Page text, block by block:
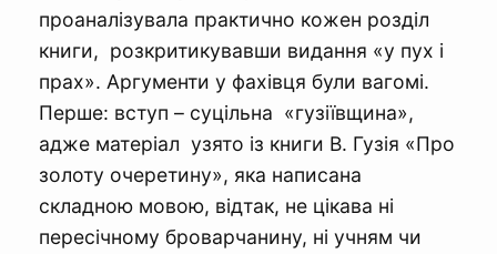
проаналізувала практично кожен розділ
книги, розкритикувавши видання «у пух і
прах». Аргументи у фахівця були вагомі.
Перше: вступ – суцільна «гузіївщина»,
адже матеріал узято із книги В. Гузія «Про
золоту очеретину», яка написана
складною мовою, відтак, не цікава ні
пересічному броварчанину, ні учням чи